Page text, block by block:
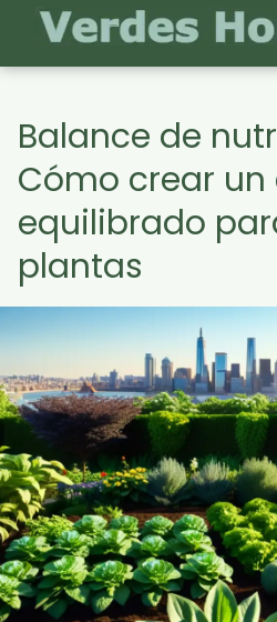
Balance de
Cómo crear
equilibrado
plantas